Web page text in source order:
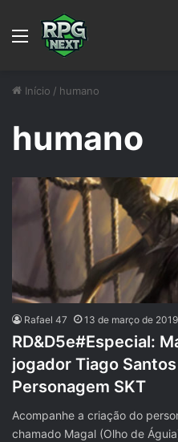
Menu
Início / humano
humano
Rafael 47 13 de março de 2019
RD&D5e#Especial:
jogador Tiago
Personagem SKT
Acompanhe a criação do
chamado Magal (Olho de